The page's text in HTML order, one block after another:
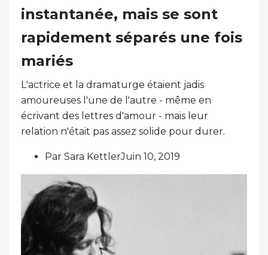
instantanée, mais se sont
rapidement séparés une fois
mariés
L'actrice et la dramaturge étaient jadis
amoureuses l'une de l'autre - même en
écrivant des lettres d'amour - mais leur
relation n'était pas assez solide pour durer.
Par Sara KettlerJuin 10, 2019